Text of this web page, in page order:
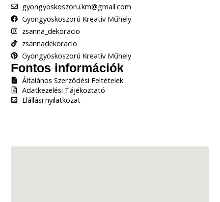
gyongyoskoszoru.km@gmail.com
Gyöngyöskoszorú Kreatív Műhely
zsanna_dekoracio
zsannadekoracio
Gyöngyöskoszorú Kreatív Műhely
Fontos információk
Általános Szerződési Feltételek
Adatkezelési Tájékoztató
Elállási nyilatkozat